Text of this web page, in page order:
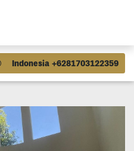
Indonesia +6281703122359